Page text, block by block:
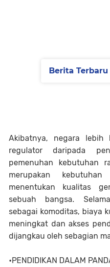
Akibatnya, negara lebih
regulator daripada
pemenuhan kebutuhan
merupakan
menentukan kualitas
sebuah bangsa.
sebagai komoditas, biaya
meningkat dan akses
dijangkau oleh sebagian
•PENDIDIKAN DALAM
Berita Terbaru